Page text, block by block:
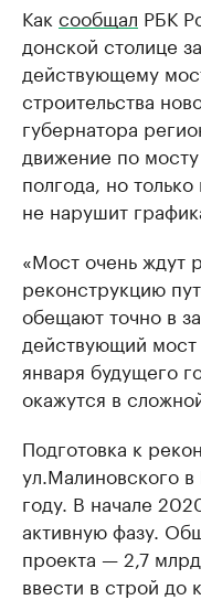
Как сообщал РБК
донской столице
действующему
строительства
губернатора
движение по
полгода, но
не нарушит
«Мост очень ждут
реконструкцию
обещают точно в
действующий мост
января будущего
окажутся в
Подготовка к
ул.Малиновского в
году. В начале
активную фазу.
проекта — 2,7
ввести в строй до